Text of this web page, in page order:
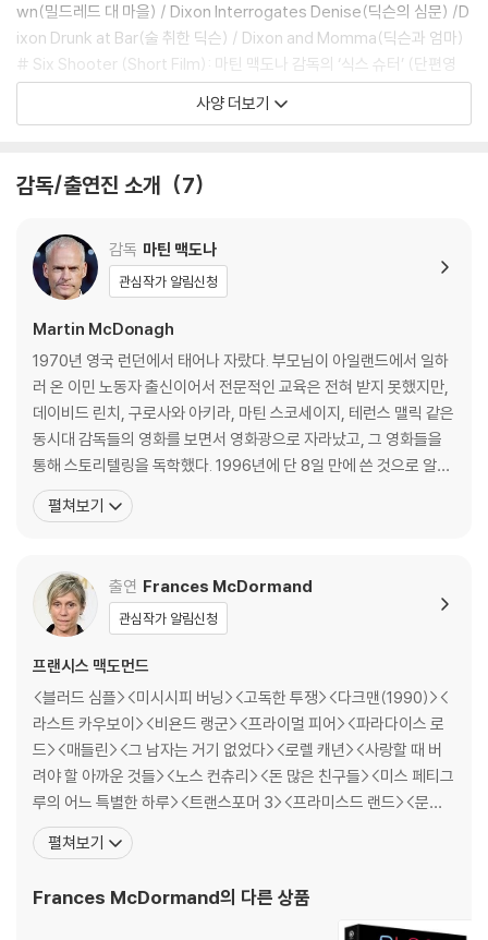
DVD/ Blu-ray 구매시 참고 사항 안내드립니다.
※ 4K블루레이, 3D 블루레이 재생 관련 안내
1) 4K UHD 디스크는 대용량의 데이터 전송이 필요하므로 4K전용 플레
2) 3D 블루레이는 전용 플레이어와 3D 지원 TV를 통해서만 재생 가능합
※ 아웃케이스/구성품/포장 상태
1) 제작/배송 과정에서 경미한 아웃케이스 주름, 모서리 눌림 및 갈라짐이
발생할 수 있습니다. 반품을 원하실 경우 미개봉 상태로 문의 부탁드립니
2) 스틸북 케이스 제작 과정에서 기포 혹은 경미한 인쇄 오류가 발생할 수
있습니다.
3) 렌티큘러 스틸북의 경우, 보호필름이 붙어 판매되기도 합니다. 보호필
름 손상에 의한 교환/반품은 불가합니다.
4) 본품 보호를 위해 노란색의 카톤 박스로 재포장한 경우, 카톤박스 손상
에 의한 교환/반품은 불가합니다.
환/반품이 제한될 수 있습니다.
※ 디스크 재생 불량
1) 기기 문제로 인해 발생하는 재생 불량 현상에 대해서는 반품/교환이 불
가하니 최신 소프트웨어로 업데이트된 DVD/BD 전용 기기에서 재생하실
것을 권유해 드립니다.
2) 정전기와 먼지로 인해 재생이 원활하지 않은 경우가 있습니다. 디스크
를 마른 천으로 닦으시거나, DVD 클리너 등 전용 제품을 이용하면 대부분
해결됩니다.
생이 불가능한 경우가 있습니다. 독립형 전용 플레이어 사용을 권장드리
생할 수 있음을 알려드립니다.
wn(밀드레드 대 마을) / Dixon Interrogates Denise(딕슨의 심문) /D
ixon Drunk at Bar(술 취한 딕슨) / Dixon and Momma(딕슨과 엄마)
# Six Shooter (Short Film): 마틴 맥도나 감독의 ‘식스 슈터’ (단편영
화) # Gallery: 갤러리 # Theatrical Trailers: 영화 예고편 Red Band
Trailer(무삭제 예고편) / Theatrical Trailer A(영화 예고편 A) / Onlin
사양 더보기
감독/출연진 소개 7
감독 마틴 맥도나
관심작가 알림신청
Martin McDonagh
1970년 영국 런던에서 태어나 자랐다. 부모님이 아일랜드에서 일하
러 온 이민 노동자 출신이어서 전문적인 교육은 전혀 받지 못했지만,
데이비드 린치, 구로사와 아키라, 마틴 스코세이지, 테런스 맬릭 같은
동시대 감독들의 영화를 보면서 영화광으로 자라났고, 그 영화들을
통해 스토리텔링을 독학했다. 1996년에 단 8일 만에 쓴 것으로 알려
진 첫 희곡인 「뷰티 퀸(The Beauty Queen of Leenane)」으로 화
려하게 데뷔했으며, 이후 써낸 작품들 역시 연극계에서 가장 권위 있
펼쳐보기
출연 Frances McDormand
관심작가 알림신청
프랜시스 맥도먼드
<블러드 심플><미시시피 버닝><고독한 투쟁><다크맨(1990)><
라스트 카우보이><비욘드 랭군><프라이멀 피어><파라다이스 로
드><매들린><그 남자는 거기 없었다><로렐 캐년><사랑할 때 버
려야 할 아까운 것들><노스 컨츄리><돈 많은 친구들><미스 페티그
루의 어느 특별한 하루><트랜스포머 3><프라미스드 랜드><문라
이즈 킹덤><마다가스카 3: 이번엔 서커스다!><굿 다이노><헤일,
시저!><개들의 섬> 등에 출연하였으며, 1997년 <파고>로 3회 미
로 2001년 6회 크리틱스 초이스 시상식 여우조연상, 20
펼쳐보기
Frances McDormand의 다른 상품